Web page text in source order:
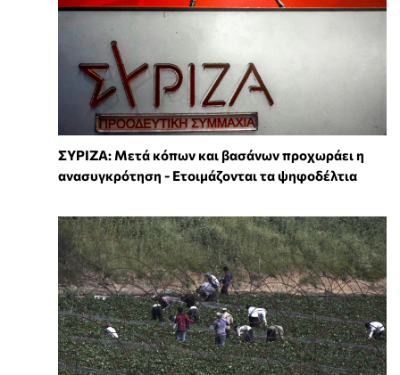
ΣΥΡΙΖΑ: Μετά κόπων και βασάνων προχωράει η
ανασυγκρότηση - Ετοιμάζονται τα ψηφοδέλτια